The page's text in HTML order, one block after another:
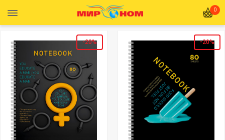
0
-20% -20%